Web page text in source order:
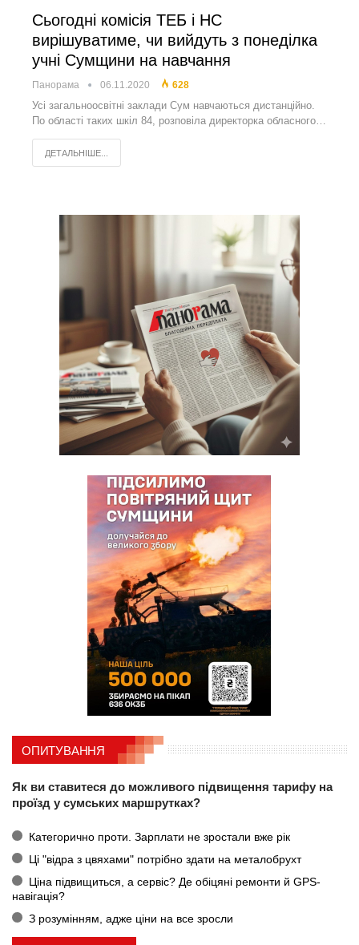
Сьогодні комісія ТЕБ і НС
вирішуватиме, чи вийдуть з понеділка
учні Сумщини на навчання
Панорама 06.11.2020 628
Усі загальноосвітні заклади Сум навчаються дистанційно.
По області таких шкіл 84, розповіла директорка обласного…
ДЕТАЛЬНІШЕ...
ОПИТУВАННЯ
Як ви ставитеся до можливого підвищення тарифу на
проїзд у сумських маршрутках?
Категорично проти. Зарплати не зростали вже рік
Ці "відра з цвяхами" потрібно здати на металобрухт
Ціна підвищиться, а сервіс? Де обіцяні ремонти й GPS-
навігація?
З розумінням, адже ціни на все зросли